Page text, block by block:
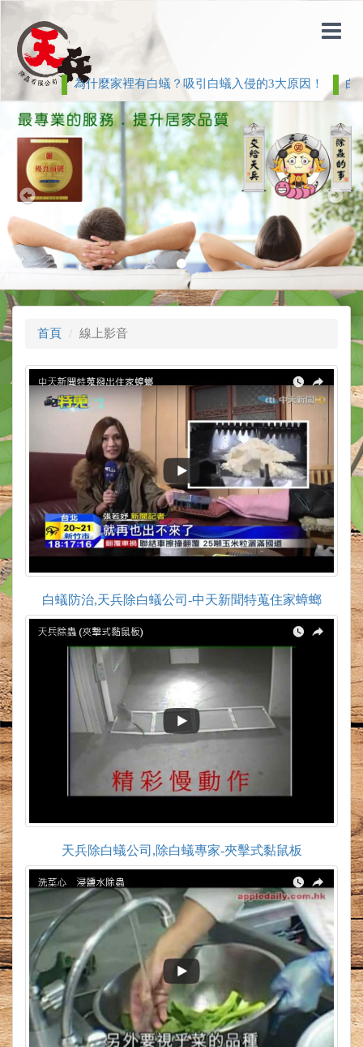
為什麼家裡有白蟻？吸引白蟻入侵的3大原因！ 白蟻
Previous
首頁 線上影音
白蟻防治,天兵除白蟻公司-中天新聞特蒐住家蟑螂
天兵除白蟻公司,除白蟻專家-夾擊式黏鼠板